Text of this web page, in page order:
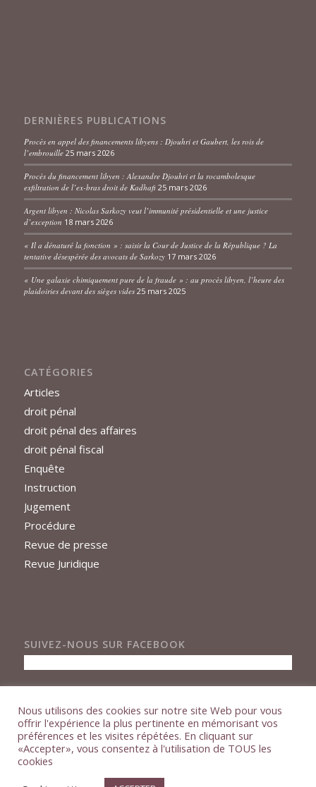
DERNIÈRES PUBLICATIONS
Procès en appel des financements libyens : Djouhri et Gaubert, les rois de
l’embrouille 25 mars 2026
Procès du financement libyen : Alexandre Djouhri et la rocambolesque
exfiltration de l’ex-bras droit de Kadhafi 25 mars 2026
Argent libyen : Nicolas Sarkozy veut l’immunité présidentielle et une justice
d’exception 18 mars 2026
« Il a dénaturé la fonction » : saisir la Cour de Justice de la République ? La
tentative désespérée des avocats de Sarkozy 17 mars 2026
« Une galaxie chimiquement pure de la fraude » : au procès libyen, l’heure des
plaidoiries devant des sièges vides 25 mars 2025
CATÉGORIES
Articles
droit pénal
droit pénal des affaires
droit pénal fiscal
Enquête
Instruction
Jugement
Procédure
Revue de presse
Revue Juridique
SUIVEZ-NOUS SUR FACEBOOK
Nous utilisons des cookies sur notre site Web pour vous
offrir l'expérience la plus pertinente en mémorisant vos
préférences et les visites répétées. En cliquant sur
«Accepter», vous consentez à l'utilisation de TOUS les
cookies